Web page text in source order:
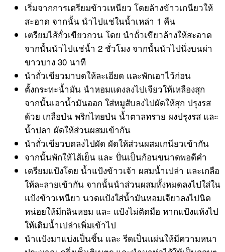
เริ่มจากการเตรียมข้าวเหนียว โดยล้างข้าวเกนียวให้
สะอาด จากนั้น นำไปแช่ในน้ำเหล่า 1 คืน
เตรียมไส้ถั่วเขียวกวน โดย นำถั่วเขียวล้างให้สะอาด
จากนั้นนำไปแช่น้ำ 2 ชั่วโมง จากนั้นนำไปนึ่งบนผ่า
ขาวบาง 30 นาที
นำถั่วเขียวมาบดให้ละเอียด และพักเอาไว้ก่อน
ตั้งกระทะน้ำมัน นำหอมแดงลงไปเจียวให้เหลืองสุก
จากนั้นเอาน้ำมันออก ใส่หมูสับลงไปผัดให้สุก ปรุงรส
ด้วย เกลือป่น พริกไทยป่น น้ำตาลทราย ผงปรุงรส และ
น้ำปลา ผัดให้ส่วนผสมเข้ากัน
นำถั่วเขียวบดลงไปผัด ผัดให้ส่วนผสมเกนียวเข้ากัน
จากนั้นพักให้ไส้เย็น และ ปั่นเป็นก้อนขนาดพอดีคำ
เตรียมแป้งโดย น้ำแป้งข้าวเจ้า ผสมน้ำเปล่า และเกลือ
ให้ละลายเข้ากัน จากนั้นนำส่วนผสมทั้งหมดลงไปใส่ใน
แป้งข้าวเหนียว นวดแป้งใส่น้ำมันหอมเจียวลงไปนิด
หน่อยให้มีกลินหอม และ แป้งไม่ติดมือ หากแป้งแห้งไป
ให้เติมน้ำเปล่าเพิ่มเข้าไป
นำแป้งมาแบ่งเป็นชิ้น และ รีดเป็นแผ่นให้มีความหนา